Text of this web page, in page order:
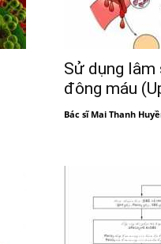
Sử dụng lâm
đông máu
Bác sĩ Mai Thanh